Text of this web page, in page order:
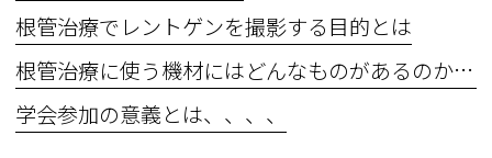
根管治療でレントゲンを撮影する目的とは
根管治療に使う機材にはどんなものがあるのか？？
学会参加の意義とは、、、、